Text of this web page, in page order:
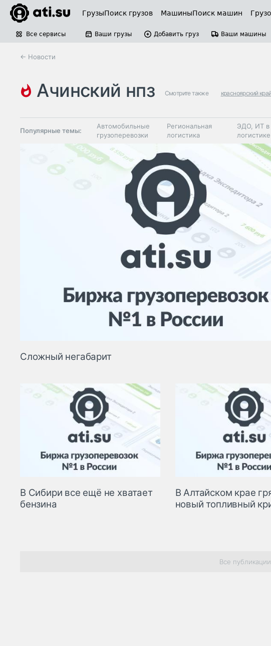
ГрузыПоиск грузов МашиныПоиск машин
Все сервисы Ваши грузы Добавить груз Ваши машины
← Новости
ачинский нпз Смотрите также красноярский край
Популярные темы:
Автомобильные
грузоперевозки
Региональная
логистика
ЭДО, ИТ в
логистике
Таможня и ВЭД
грузовые
терминалы
транспорт
Сложный негабарит
В Сибири все ещё не хватает
бензина
В Алтайском крае
новый топливный
Все публикации